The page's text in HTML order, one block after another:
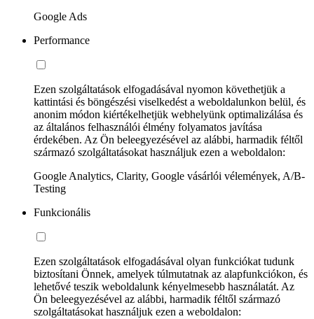
Google Ads
Performance
Ezen szolgáltatások elfogadásával nyomon követhetjük a
kattintási és böngészési viselkedést a weboldalunkon belül, és
anonim módon kiértékelhetjük webhelyünk optimalizálása és
az általános felhasználói élmény folyamatos javítása
érdekében. Az Ön beleegyezésével az alábbi, harmadik féltől
származó szolgáltatásokat használjuk ezen a weboldalon:
Google Analytics, Clarity, Google vásárlói vélemények, A/B-
Testing
Funkcionális
Ezen szolgáltatások elfogadásával olyan funkciókat tudunk
biztosítani Önnek, amelyek túlmutatnak az alapfunkciókon, és
lehetővé teszik weboldalunk kényelmesebb használatát. Az
Ön beleegyezésével az alábbi, harmadik féltől származó
szolgáltatásokat használjuk ezen a weboldalon: